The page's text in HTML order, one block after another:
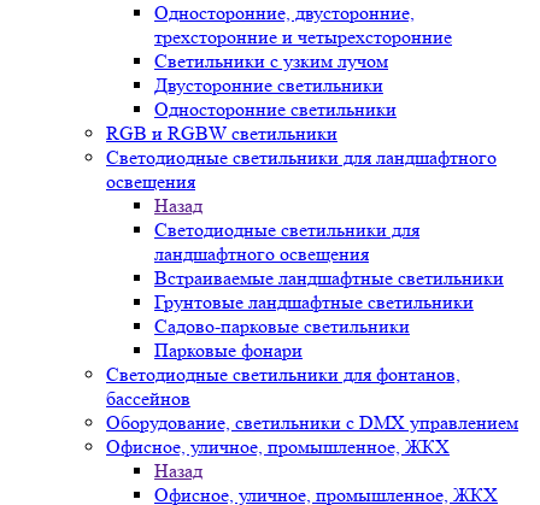
Односторонние, двусторонние,
трехсторонние и четырехсторонние
Светильники с узким лучом
Двусторонние светильники
Односторонние светильники
RGB и RGBW светильники
Светодиодные светильники для ландшафтного
освещения
Назад
Светодиодные светильники для
ландшафтного освещения
Встраиваемые ландшафтные светильники
Грунтовые ландшафтные светильники
Садово-парковые светильники
Парковые фонари
Светодиодные светильники для фонтанов,
бассейнов
Оборудование, светильники с DMX управлением
Офисное, уличное, промышленное, ЖКХ
Назад
Офисное, уличное, промышленное, ЖКХ